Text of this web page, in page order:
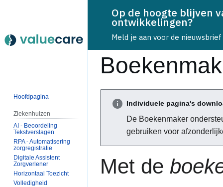
navigatie
zoeken Individuele pagina's
De Boekenmaker
gebruiken voor
Met de
Op de hoogte blijven
ontwikkelingen?
Meld je aan voor de nieuwsbrief
Hoofdpagina
Ziekenhuizen
AI - Beoordeling
Tekstverslagen
RPA - Automatisering
zorgregistratie
Digitale Assistent
Zorgverlener
Horizontaal Toezicht
Volledigheid